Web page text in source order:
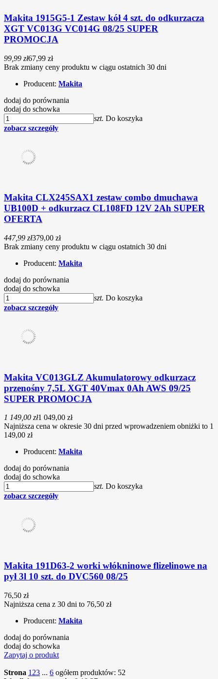
Makita 1915G5-1 Zestaw kół 4 szt. do odkurzacza
XGT VC013G VC014G 08/25 SUPER
PROMOCJA
99,99 zł67,99 zł
Brak zmiany ceny produktu w ciągu ostatnich 30 dni
Producent: Makita
dodaj do porównania
dodaj do schowka
szt. Do koszyka
zobacz szczegóły
Makita CLX245SAX1 zestaw combo dmuchawa
UB100D + odkurzacz CL108FD 12V 2Ah SUPER
OFERTA
447,99 zł379,00 zł
Brak zmiany ceny produktu w ciągu ostatnich 30 dni
Producent: Makita
dodaj do porównania
dodaj do schowka
szt. Do koszyka
zobacz szczegóły
Makita VC013GLZ Akumulatorowy odkurzacz
przenośny 7,5L XGT 40Vmax 0Ah AWS 09/25
SUPER PROMOCJA
1 149,00 zł1 049,00 zł
Najniższa cena w okresie 30 dni przed wprowadzeniem obniżki to 1
149,00 zł
Producent: Makita
dodaj do porównania
dodaj do schowka
szt. Do koszyka
zobacz szczegóły
Makita 191D63-2 worki włókninowe flizelinowe na
pył 3l 10 szt. do DVC560 08/25
76,50 zł
Najniższa cena z 30 dni to 76,50 zł
Producent: Makita
dodaj do porównania
dodaj do schowka
Zapytaj o produkt
Strona 1 23 ... 6 ogółem produktów: 52